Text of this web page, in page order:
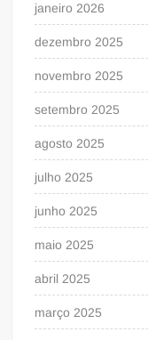
janeiro 2026
dezembro 2025
novembro 2025
setembro 2025
agosto 2025
julho 2025
junho 2025
maio 2025
abril 2025
março 2025